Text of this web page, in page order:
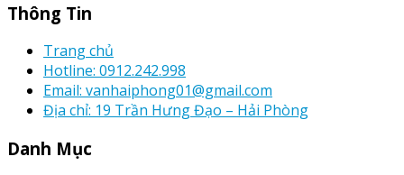
Thông Tin
Trang chủ
Hotline: 0912.242.998
Email: vanhaiphong01@gmail.com
Địa chỉ: 19 Trần Hưng Đạo – Hải Phòng
Danh Mục